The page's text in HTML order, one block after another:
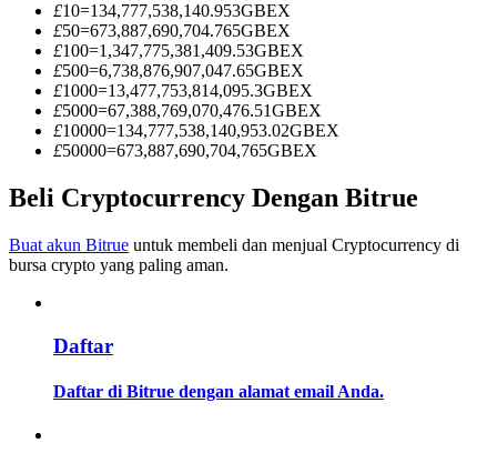
Informasi
Analisis data besar termasuk info perdagangan, dll.
Memandu
£10=134,777,538,140.953GBEX
£50=673,887,690,704.765GBEX
£100=1,347,775,381,409.53GBEX
£500=6,738,876,907,047.65GBEX
£1000=13,477,753,814,095.3GBEX
£5000=67,388,769,070,476.51GBEX
£10000=134,777,538,140,953.02GBEX
£50000=673,887,690,704,765GBEX
Beli Cryptocurrency Dengan Bitrue
Buat akun Bitrue untuk membeli dan menjual Cryptocurrency di
bursa crypto yang paling aman.
Daftar
Daftar di Bitrue dengan alamat email Anda.